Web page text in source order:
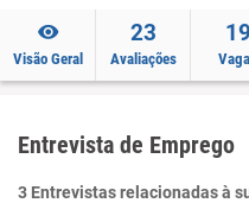
Visão Geral
23
Avaliações
19
Entrevista de Emprego
3 Entrevistas relacionadas à